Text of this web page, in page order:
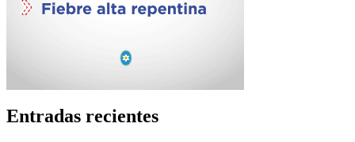
Entradas recientes